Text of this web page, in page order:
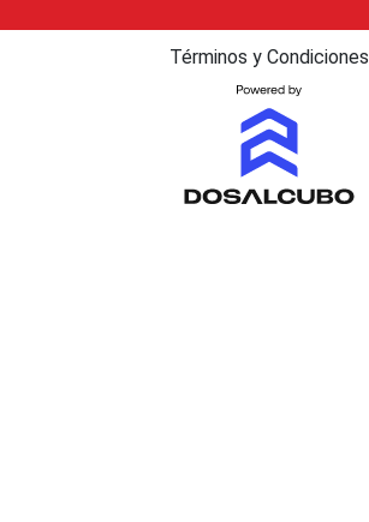
Términos y Condiciones